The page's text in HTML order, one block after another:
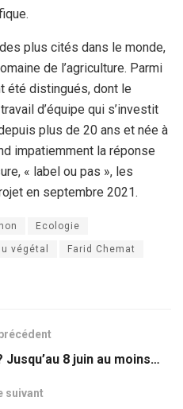
plus cités dans le monde,
de l’agriculture. Parmi
été distingués, dont le
d’équipe qui s’investit
plus de 20 ans et née à
impatiemment la réponse
« label ou pas », les
en septembre 2021.
Ecologie
végétal Farid Chemat
8 juin au moins…
suivant